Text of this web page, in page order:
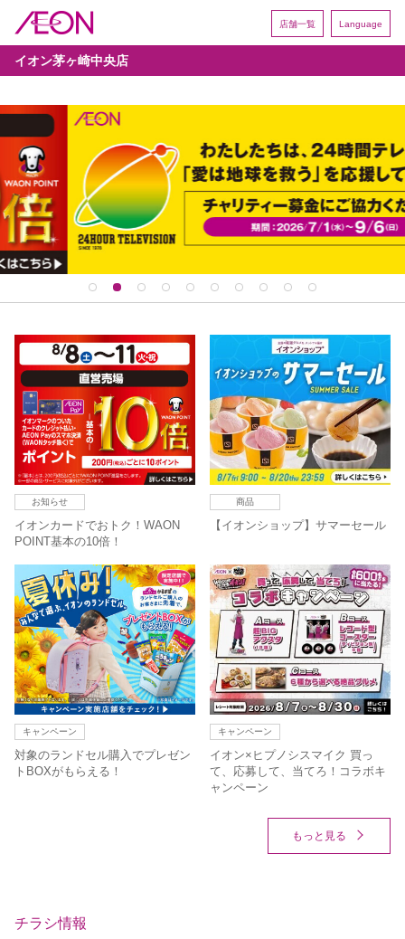
店舗一覧 Language
イオン茅ヶ崎中央店
お知らせ
イオンカードでおトク！WAON
POINT基本の10倍！
商品
【イオンショップ】サマーセール
キャンペーン
対象のランドセル購入でプレゼン
トBOXがもらえる！
キャンペーン
イオン×ヒプノシスマイク 買っ
て、応募して、当てろ！コラボキ
ャンペーン
もっと見る
チラシ情報